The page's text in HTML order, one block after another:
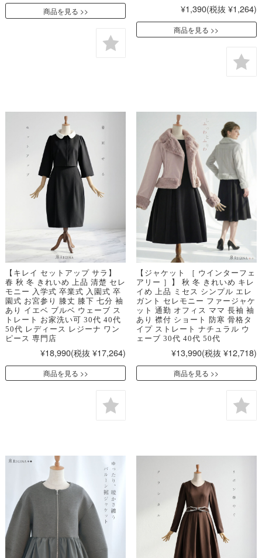
商品を見る ¥1,390(税抜 ¥1,264)
商品を見る
【キレイ セットアップ サラ】
春 秋 冬 きれいめ 上品 清楚 セレ
モニー 入学式 卒業式 入園式 卒
園式 お宮参り 膝丈 膝下 七分 袖
あり イエベ ブルベ ウェーブ ス
トレート お家洗い可 30代 40代
50代 レディース レジーナ ワン
ピース 専門店
¥18,990(税抜 ¥17,264)
商品を見る
【ジャケット ［ ウインターフェ
アリー ］】 秋 冬 きれいめ キレ
イめ 上品 ミセス シンプル エレ
ガント セレモニー ファージャケ
ット 通勤 オフィス ママ 長袖 袖
あり 襟付 ショート 防寒 骨格タ
イプ ストレート ナチュラル ウ
ェーブ 30代 40代 50代
¥13,990(税抜 ¥12,718)
商品を見る